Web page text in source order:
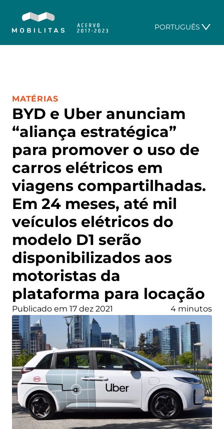
PORTUGUÊS
BYD e Uber anunciam
“aliança estratégica”
para promover o uso de
carros elétricos em
viagens compartilhadas.
Em 24 meses, até mil
veículos elétricos do
modelo D1 serão
disponibilizados aos
motoristas da
plataforma para locação
CATEGORIA:
MATÉRIAS
Publicado em 17 dez 2021 4 minutos